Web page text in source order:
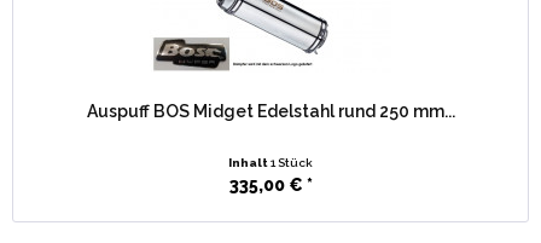
Auspuff BOS Midget Edelstahl rund 250 mm...
Inhalt 1 Stück
335,00 € *